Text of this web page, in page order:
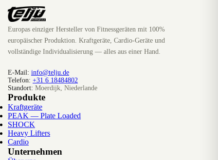
Europas einziger Hersteller von Fitnessgeräten mit 100%
europäischer Produktion. Kraftgeräte, Cardio-Geräte und
vollständige Individualisierung — alles aus einer Hand.
E-Mail: info@telju.de
Telefon: +31 6 18484802
Standort: Moerdijk, Niederlande
Produkte
Kraftgeräte
PEAK — Plate Loaded
SHOCK
Heavy Lifters
Cardio
Unternehmen